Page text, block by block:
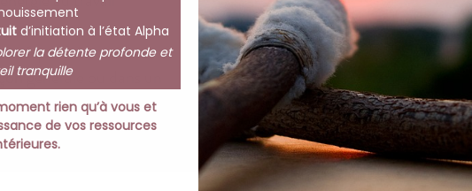
équilibre
générale ou dans un
présentation
d’initiation à l’état Alpha
la détente profonde et
tranquille
rien qu’à vous et
de vos ressources